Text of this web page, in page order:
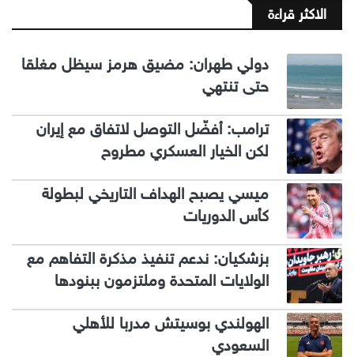
الاكثر قراءة
دولي طهران: مضيق هرمز سيظل مغلقا
حتى تنتهي
ترامب: أفضّل التوصل لاتفاق مع إيران
لكن الخيار العسكري مطروح
ميسي يصبح الهداف التاريخي لبطولة
كأس الدوريات
بزشكيان: ندعم تنفيذ مذكرة التفاهم مع
الولايات المتحدة وملتزمون ببنودها
الهولندي بوسيتش مدربا للأهلي
السعودي